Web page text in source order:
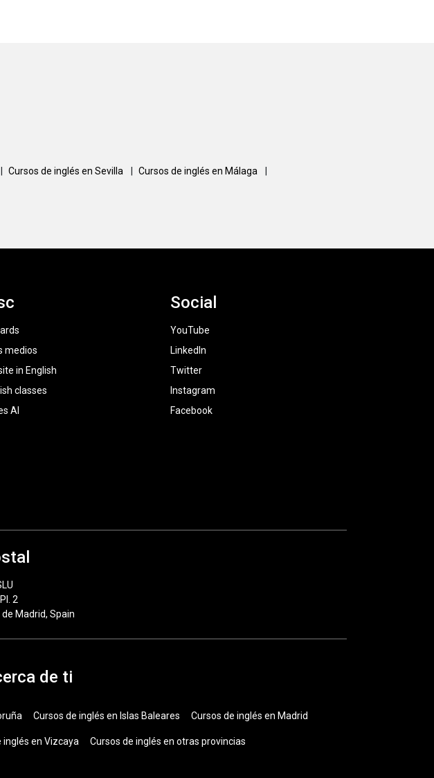
Cursos de inglés en Sevilla Cursos de inglés en Málaga
medios
in English
classes
AI
Social
YouTube
LinkedIn
Twitter
Instagram
Facebook
2
Madrid, Spain
de ti
Cursos de inglés en Islas Baleares Cursos de inglés en Madrid
inglés en Vizcaya Cursos de inglés en otras provincias